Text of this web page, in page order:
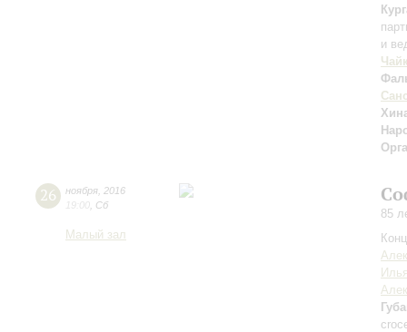
и
26 ноября 2016
19:00 Сб
Малый зал
85